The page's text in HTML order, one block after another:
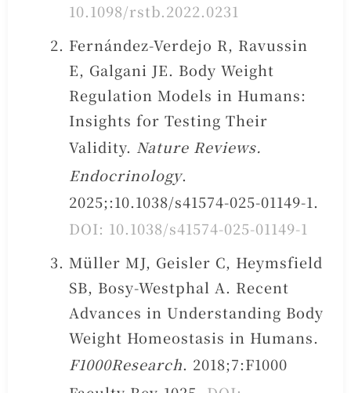
10.1098/rstb.2022.0231
Fernández-Verdejo R, Ravussin
E, Galgani JE. Body Weight
Regulation Models in Humans:
Insights for Testing Their
Validity. Nature Reviews.
Endocrinology.
2025;:10.1038/s41574-025-01149-1.
DOI: 10.1038/s41574-025-01149-1
Müller MJ, Geisler C, Heymsfield
SB, Bosy-Westphal A. Recent
Advances in Understanding Body
Weight Homeostasis in Humans.
F1000Research. 2018;7:F1000